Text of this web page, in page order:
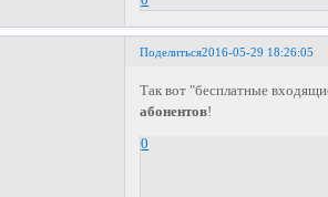
Поделиться2016-05-29 18:26:05
Так вот "бесплатные
абонентов!
0